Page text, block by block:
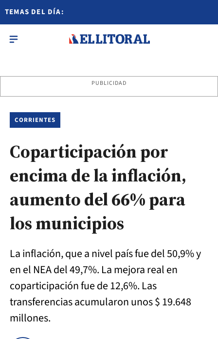
TEMAS DEL DÍA:
PUBLICIDAD
CORRIENTES
Coparticipación por
encima de la inflación,
aumento del 66% para
los municipios
La inflación, que a nivel país fue del 50,9% y
en el NEA del 49,7%. La mejora real en
coparticipación fue de 12,6%. Las
transferencias acumularon unos $ 19.648
millones.